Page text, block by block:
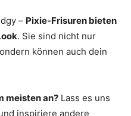
– Pixie-Frisuren bieten
. Sie sind nicht nur
können auch dein
meisten an? Lass es uns
inspiriere andere